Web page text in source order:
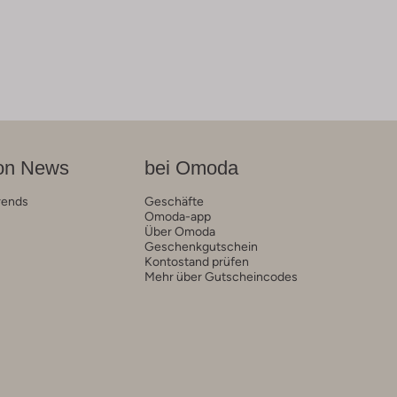
News bei Omoda
Geschäfte
Omoda-app
Über Omoda
Geschenkgutschein
Kontostand prüfen
Mehr über Gutscheincodes